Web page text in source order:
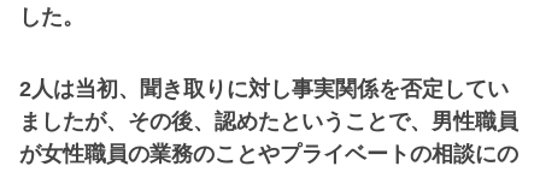
した。
2人は当初、聞き取りに対し事実関係を否定してい
ましたが、その後、認めたということで、男性職員
が女性職員の業務のことやプライベートの相談にの